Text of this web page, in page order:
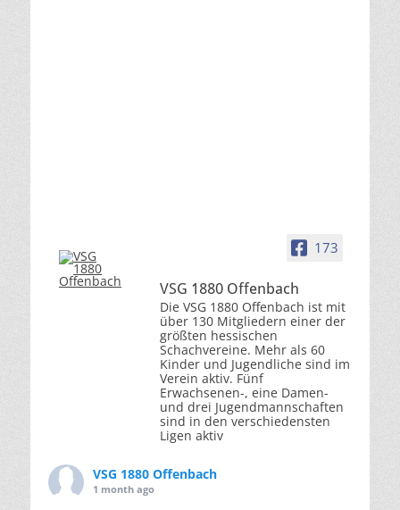
173
VSG 1880 Offenbach
Die VSG 1880 Offenbach ist mit
über 130 Mitgliedern einer der
größten hessischen
Schachvereine. Mehr als 60
Kinder und Jugendliche sind im
Verein aktiv. Fünf
Erwachsenen-, eine Damen-
und drei Jugendmannschaften
sind in den verschiedensten
Ligen aktiv
VSG 1880 Offenbach
1 month ago